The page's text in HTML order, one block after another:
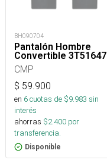
BH090704
Pantalón Hombre
Convertible 3T51647
CMP
$ 59.900
en 6cuotas de $9.983 sin
interés
ahorras $2.400 por
transferencia.
Disponible